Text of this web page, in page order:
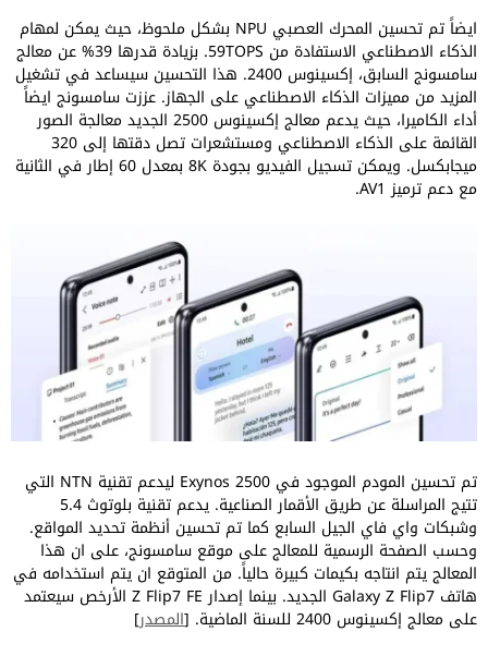
ايضاً تم تحسين المحرك العصبي NPU بشكل ملحوظ، حيث يمكن لمهام
الذكاء الاصطناعي الاستفادة من 59TOPS. بزيادة قدرها 39% عن معالج
سامسونج السابق، إكسينوس 2400. هذا التحسين سيساعد في تشغيل
المزيد من مميزات الذكاء الاصطناعي على الجهاز. عززت سامسونج ايضاً
أداء الكاميرا، حيث يدعم معالج إكسينوس 2500 الجديد معالجة الصور
القائمة على الذكاء الاصطناعي ومستشعرات تصل دقتها إلى 320
ميجابكسل. ويمكن تسجيل الفيديو بجودة 8K بمعدل 60 إطار في الثانية
مع دعم ترميز AV1.
تم تحسين المودم الموجود في Exynos 2500 ليدعم تقنية NTN التي
تتيج المراسلة عن طريق الأقمار الصناعية. يدعم تقنية بلوتوث 5.4
وشبكات واي فاي الجيل السابع كما تم تحسين أنظمة تحديد المواقع.
وحسب الصفحة الرسمية للمعالج على موقع سامسونج، على ان هذا
المعالج يتم انتاجه بكيمات كبيرة حالياً. من المتوقع ان يتم استخدامه في
هاتف Galaxy Z Flip7 الجديد. بينما إصدار Z Flip7 FE الأرخص سيعتمد
على معالج إكسينوس 2400 للسنة الماضية. [ المصدر]